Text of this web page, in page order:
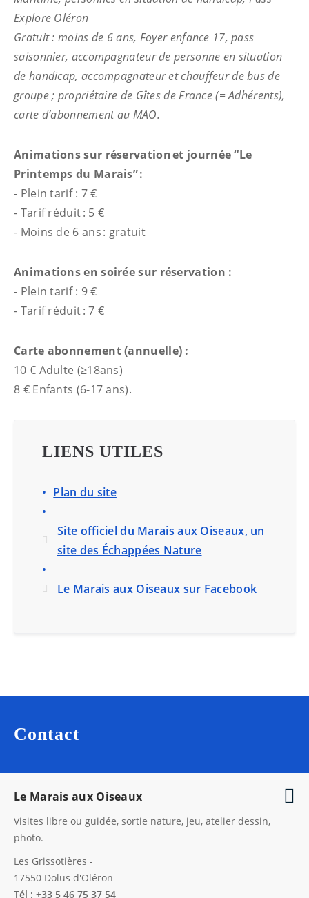
Explore Oléron
Gratuit : moins de 6 ans, Foyer enfance 17, pass
saisonnier, accompagnateur de personne en situation
de handicap, accompagnateur et chauffeur de bus de
groupe ; propriétaire de Gîtes de France (= Adhérents),
carte d’abonnement au MAO.
Animations sur réservation et journée “Le
Printemps du Marais” :
- Plein tarif : 7 €
- Tarif réduit : 5 €
- Moins de 6 ans : gratuit
Animations en soirée sur réservation :
- Plein tarif : 9 €
- Tarif réduit : 7 €
Carte abonnement (annuelle) :
10 € Adulte (≥18ans)
8 € Enfants (6-17 ans).
LIENS UTILES
Plan du site
Site officiel du Marais aux Oiseaux, un
site des Échappées Nature
Le Marais aux Oiseaux sur Facebook
Contact
Le Marais aux Oiseaux
Visites libre ou guidée, sortie nature, jeu, atelier dessin,
photo.
Les Grissotières -
17550 Dolus d'Oléron
Tél : +33 5 46 75 37 54